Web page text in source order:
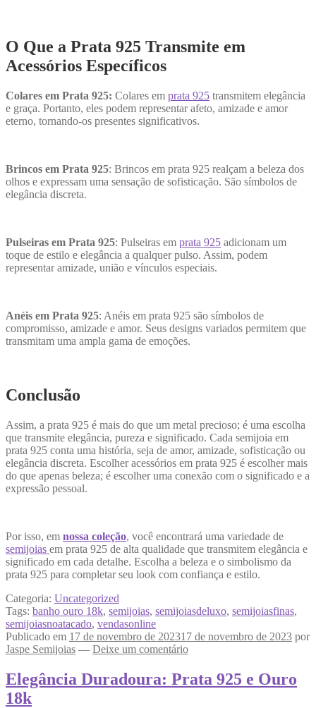
O Que a Prata 925 Transmite em
Acessórios Específicos
Colares em Prata 925: Colares em prata 925 transmitem elegância
e graça. Portanto, eles podem representar afeto, amizade e amor
eterno, tornando-os presentes significativos.
Brincos em Prata 925: Brincos em prata 925 realçam a beleza dos
olhos e expressam uma sensação de sofisticação. São símbolos de
elegância discreta.
Pulseiras em Prata 925: Pulseiras em prata 925 adicionam um
toque de estilo e elegância a qualquer pulso. Assim, podem
representar amizade, união e vínculos especiais.
Anéis em Prata 925: Anéis em prata 925 são símbolos de
compromisso, amizade e amor. Seus designs variados permitem que
transmitam uma ampla gama de emoções.
Conclusão
Assim, a prata 925 é mais do que um metal precioso; é uma escolha
que transmite elegância, pureza e significado. Cada semijoia em
prata 925 conta uma história, seja de amor, amizade, sofisticação ou
elegância discreta. Escolher acessórios em prata 925 é escolher mais
do que apenas beleza; é escolher uma conexão com o significado e a
expressão pessoal.
Por isso, em nossa coleção, você encontrará uma variedade de
semijoias em prata 925 de alta qualidade que transmitem elegância e
significado em cada detalhe. Escolha a beleza e o simbolismo da
prata 925 para completar seu look com confiança e estilo.
Categoria: Uncategorized
Tags: banho ouro 18k, semijoias, semijoiasdeluxo, semijoiasfinas,
semijoiasnoatacado, vendasonline
Publicado em 17 de novembro de 202317 de novembro de 2023 por
Jaspe Semijoias — Deixe um comentário
Elegância Duradoura: Prata 925 e Ouro
18k